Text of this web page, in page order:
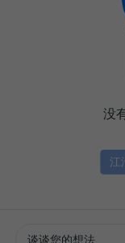
没
谈谈您的想法...